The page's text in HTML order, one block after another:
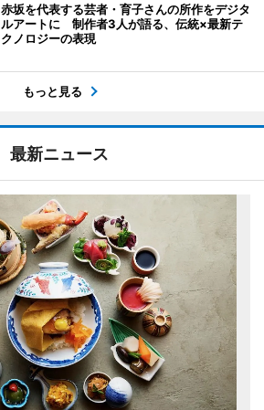
赤坂を代表する芸者・育子さんの所作をデジタ
ルアートに 制作者3人が語る、伝統×最新テ
クノロジーの表現
もっと見る
最新ニュース